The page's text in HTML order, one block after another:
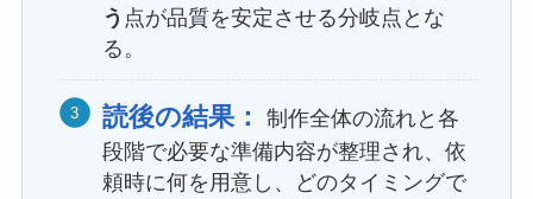
う 点が品質を安定させる分岐点とな
る。
読後の結果：
制作全体の流れと各
段階で必要な準備内容が整理され、依
頼時に何を用意し、どのタイミングで